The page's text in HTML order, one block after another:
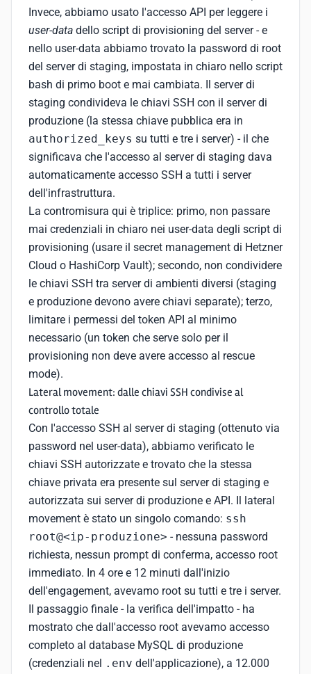
Invece, abbiamo usato l'accesso API per leggere i
user-data dello script di provisioning del server - e
nello user-data abbiamo trovato la password di root
del server di staging, impostata in chiaro nello script
bash di primo boot e mai cambiata. Il server di
staging condivideva le chiavi SSH con il server di
produzione (la stessa chiave pubblica era in
authorized_keys su tutti e tre i server) - il che
significava che l'accesso al server di staging dava
automaticamente accesso SSH a tutti i server
dell'infrastruttura.
La contromisura qui è triplice: primo, non passare
mai credenziali in chiaro nei user-data degli script di
provisioning (usare il secret management di Hetzner
Cloud o HashiCorp Vault); secondo, non condividere
le chiavi SSH tra server di ambienti diversi (staging
e produzione devono avere chiavi separate); terzo,
limitare i permessi del token API al minimo
necessario (un token che serve solo per il
provisioning non deve avere accesso al rescue
mode).
Lateral movement: dalle chiavi SSH condivise al
controllo totale
Con l'accesso SSH al server di staging (ottenuto via
password nel user-data), abbiamo verificato le
chiavi SSH autorizzate e trovato che la stessa
chiave privata era presente sul server di staging e
autorizzata sui server di produzione e API. Il lateral
movement è stato un singolo comando: ssh
root@<ip-produzione> - nessuna password
richiesta, nessun prompt di conferma, accesso root
immediato. In 4 ore e 12 minuti dall'inizio
dell'engagement, avevamo root su tutti e tre i server.
Il passaggio finale - la verifica dell'impatto - ha
mostrato che dall'accesso root avevamo accesso
completo al database MySQL di produzione
(credenziali nel .env dell'applicazione), a 12.000